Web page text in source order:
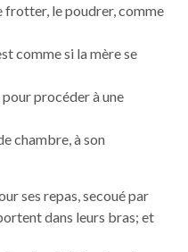
frotter, le poudrer, comme
comme si la mère se
pour procéder à une
chambre, à son
ses repas, secoué par
dans leurs bras; et